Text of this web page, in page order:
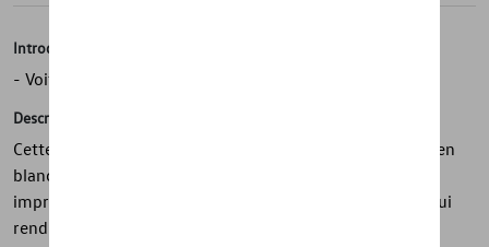
Introduction
- Voiture jouet en bois
Description
Cette voiture en bois de la collection ID. Buzz est peinte en
blanc avec le logo Volkswagen à l'avant et des côtés
imprimés en vert foncé. Les roues peuvent tourner, ce qui
rend le jeu encore plus amusant.